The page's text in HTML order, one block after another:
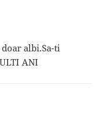
albi.Sa-ti
ANI